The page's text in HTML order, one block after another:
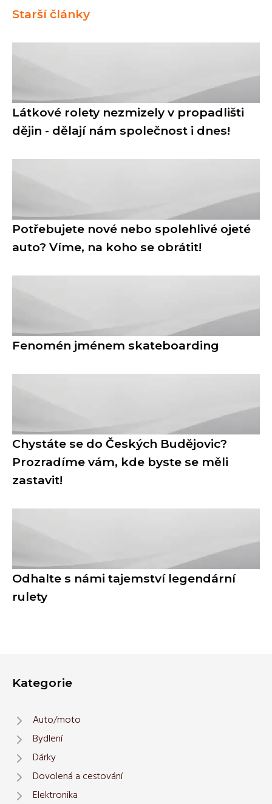
Starší články
Látkové rolety nezmizely v propadlišti
dějin - dělají nám společnost i dnes!
Potřebujete nové nebo spolehlivé ojeté
auto? Víme, na koho se obrátit!
Fenomén jménem skateboarding
Chystáte se do Českých Budějovic?
Prozradíme vám, kde byste se měli
zastavit!
Odhalte s námi tajemství legendární
rulety
Kategorie
Auto/moto
Bydlení
Dárky
Dovolená a cestování
Elektronika